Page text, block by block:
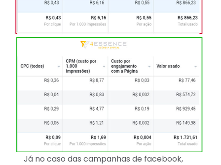
Já no caso das campanhas de facebook,